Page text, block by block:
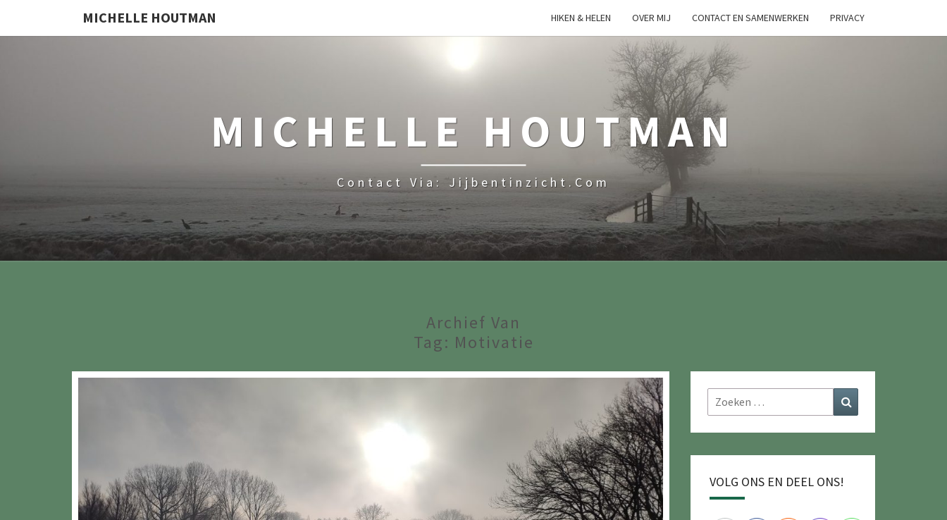
MICHELLE HOUTMAN HIKEN & HELEN OVER MIJ CONTACT EN SAMENWERKEN PRIVACY
MICHELLE HOUTMAN
Contact Via: Jijbentinzicht.com
Archief Van
Tag: Motivatie
Zoeken
naar:
VOLG ONS EN DEEL ONS!